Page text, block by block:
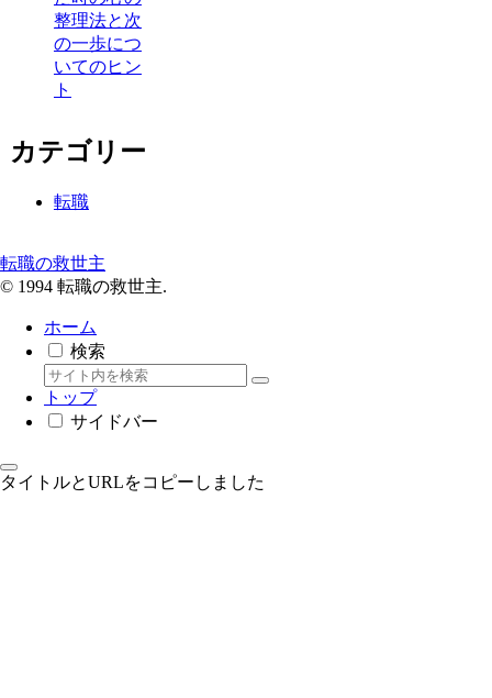
整理法と次
の一歩につ
いてのヒン
ト
カテゴリー
転職
転職の救世主
© 1994 転職の救世主.
ホーム
検索
トップ
サイドバー
タイトルとURLをコピーしました